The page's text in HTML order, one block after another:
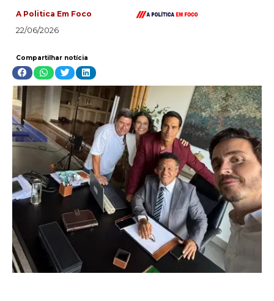
A Politica Em Foco
22/06/2026
Compartilhar notícia